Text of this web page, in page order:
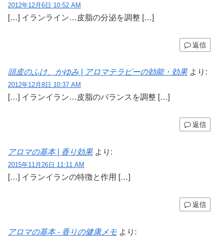
2012年12月6日 10:52 AM
[…] イランライン…皮脂の分泌を調整 […]
返信
頭皮のふけ、かゆみ | アロマテラピーの効能・効果 より:
2012年12月8日 10:37 AM
[…] イランイラン…皮脂のバランスを調整 […]
返信
アロマの基本 | 香り効果 より:
2015年11月26日 11:11 AM
[…] イランイランの特徴と作用 […]
返信
アロマの基本 - 香りの健康メモ より: